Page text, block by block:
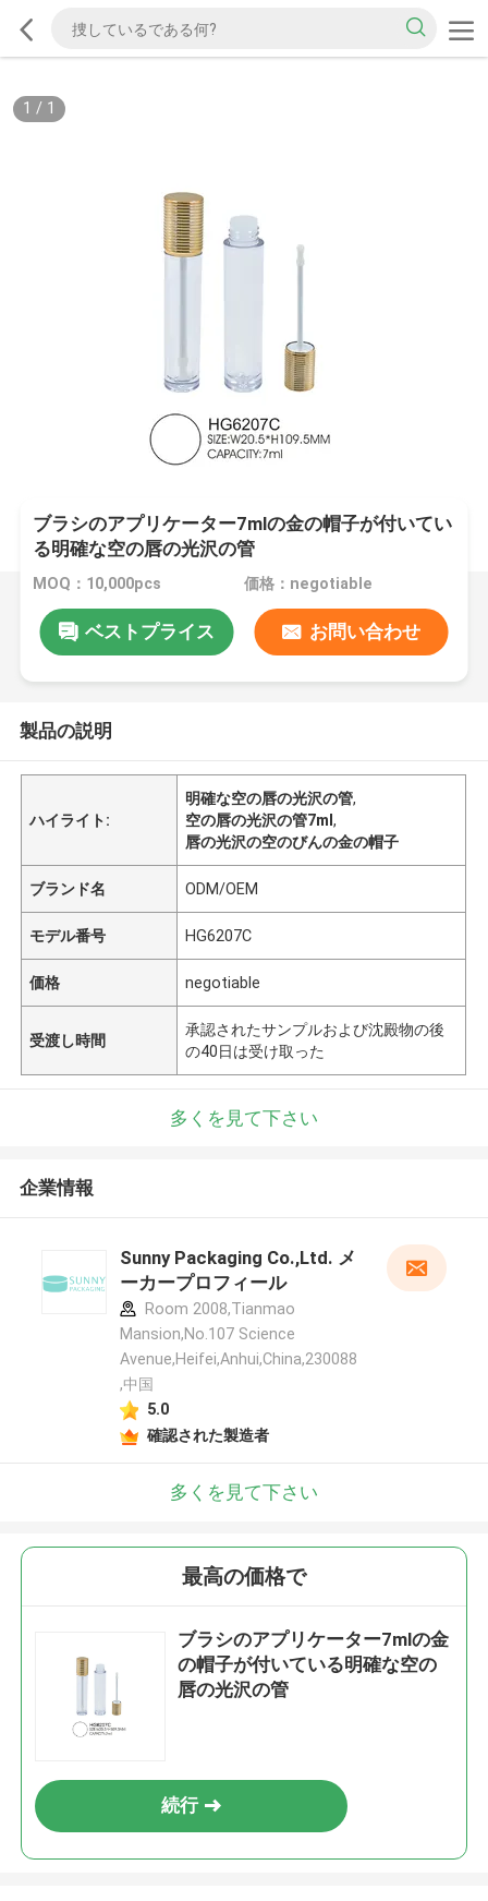
1 / 1
ブラシのアプリケーター7mlの金の帽子が付いてい
る明確な空の唇の光沢の管
MOQ：10,000pcs 価格：negotiable
ベストプライス お問い合わせ
製品の説明
ハイライト:
明確な空の唇の光沢の管,
空の唇の光沢の管7ml,
唇の光沢の空のびんの金の帽子
ブランド名 ODM/OEM
モデル番号 HG6207C
価格 negotiable
受渡し時間
承認されたサンプルおよび沈殿物の後
の40日は受け取った
多くを見て下さい
企業情報
Sunny Packaging Co.,Ltd. メ
ーカープロフィール
Room 2008,Tianmao
Mansion,No.107 Science
Avenue,Heifei,Anhui,China,230088
,中国
5.0
確認された製造者
多くを見て下さい
最高の価格で
ブラシのアプリケーター7mlの金
の帽子が付いている明確な空の
唇の光沢の管
続行